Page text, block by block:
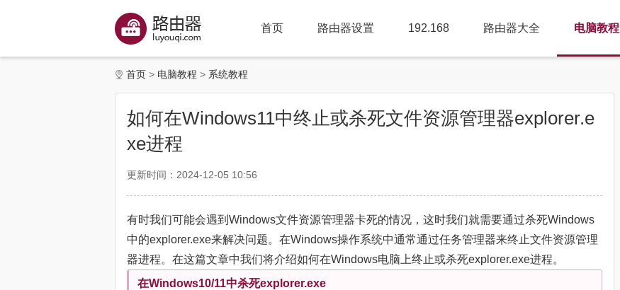
首页 路由器设置 192.168 路由器大全 电脑教程
首页 电脑教程 系统教程
如何在Windows11中终止或杀死文件资源管理器explorer.e
xe进程
更新时间：2024-12-05 10:56
有时我们可能会遇到Windows文件资源管理器卡死的情况，这时我们就需要通过杀死Windows
中的explorer.exe来解决问题。在Windows操作系统中通常通过任务管理器来终止文件资源管理
器进程。在这篇文章中我们将介绍如何在Windows电脑上终止或杀死explorer.exe进程。
在Windows10/11中杀死explorer.exe